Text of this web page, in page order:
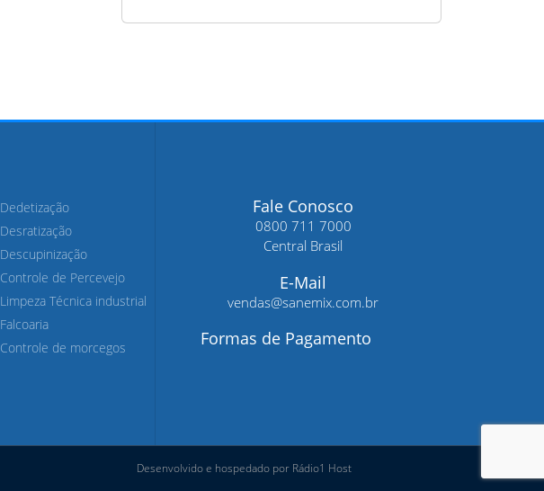
Dedetização
Desratização
Descupinização
Controle de Percevejo
Limpeza Técnica industrial
Falcoaria
Controle de morcegos
Fale Conosco
0800 711 7000
Central Brasil
E-Mail
vendas@sanemix.com.br
Formas de Pagamento
Desenvolvido e hospedado por Rádio1 Host